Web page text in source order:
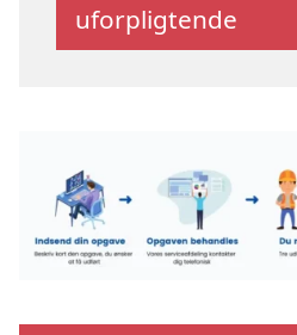
uforpligtende